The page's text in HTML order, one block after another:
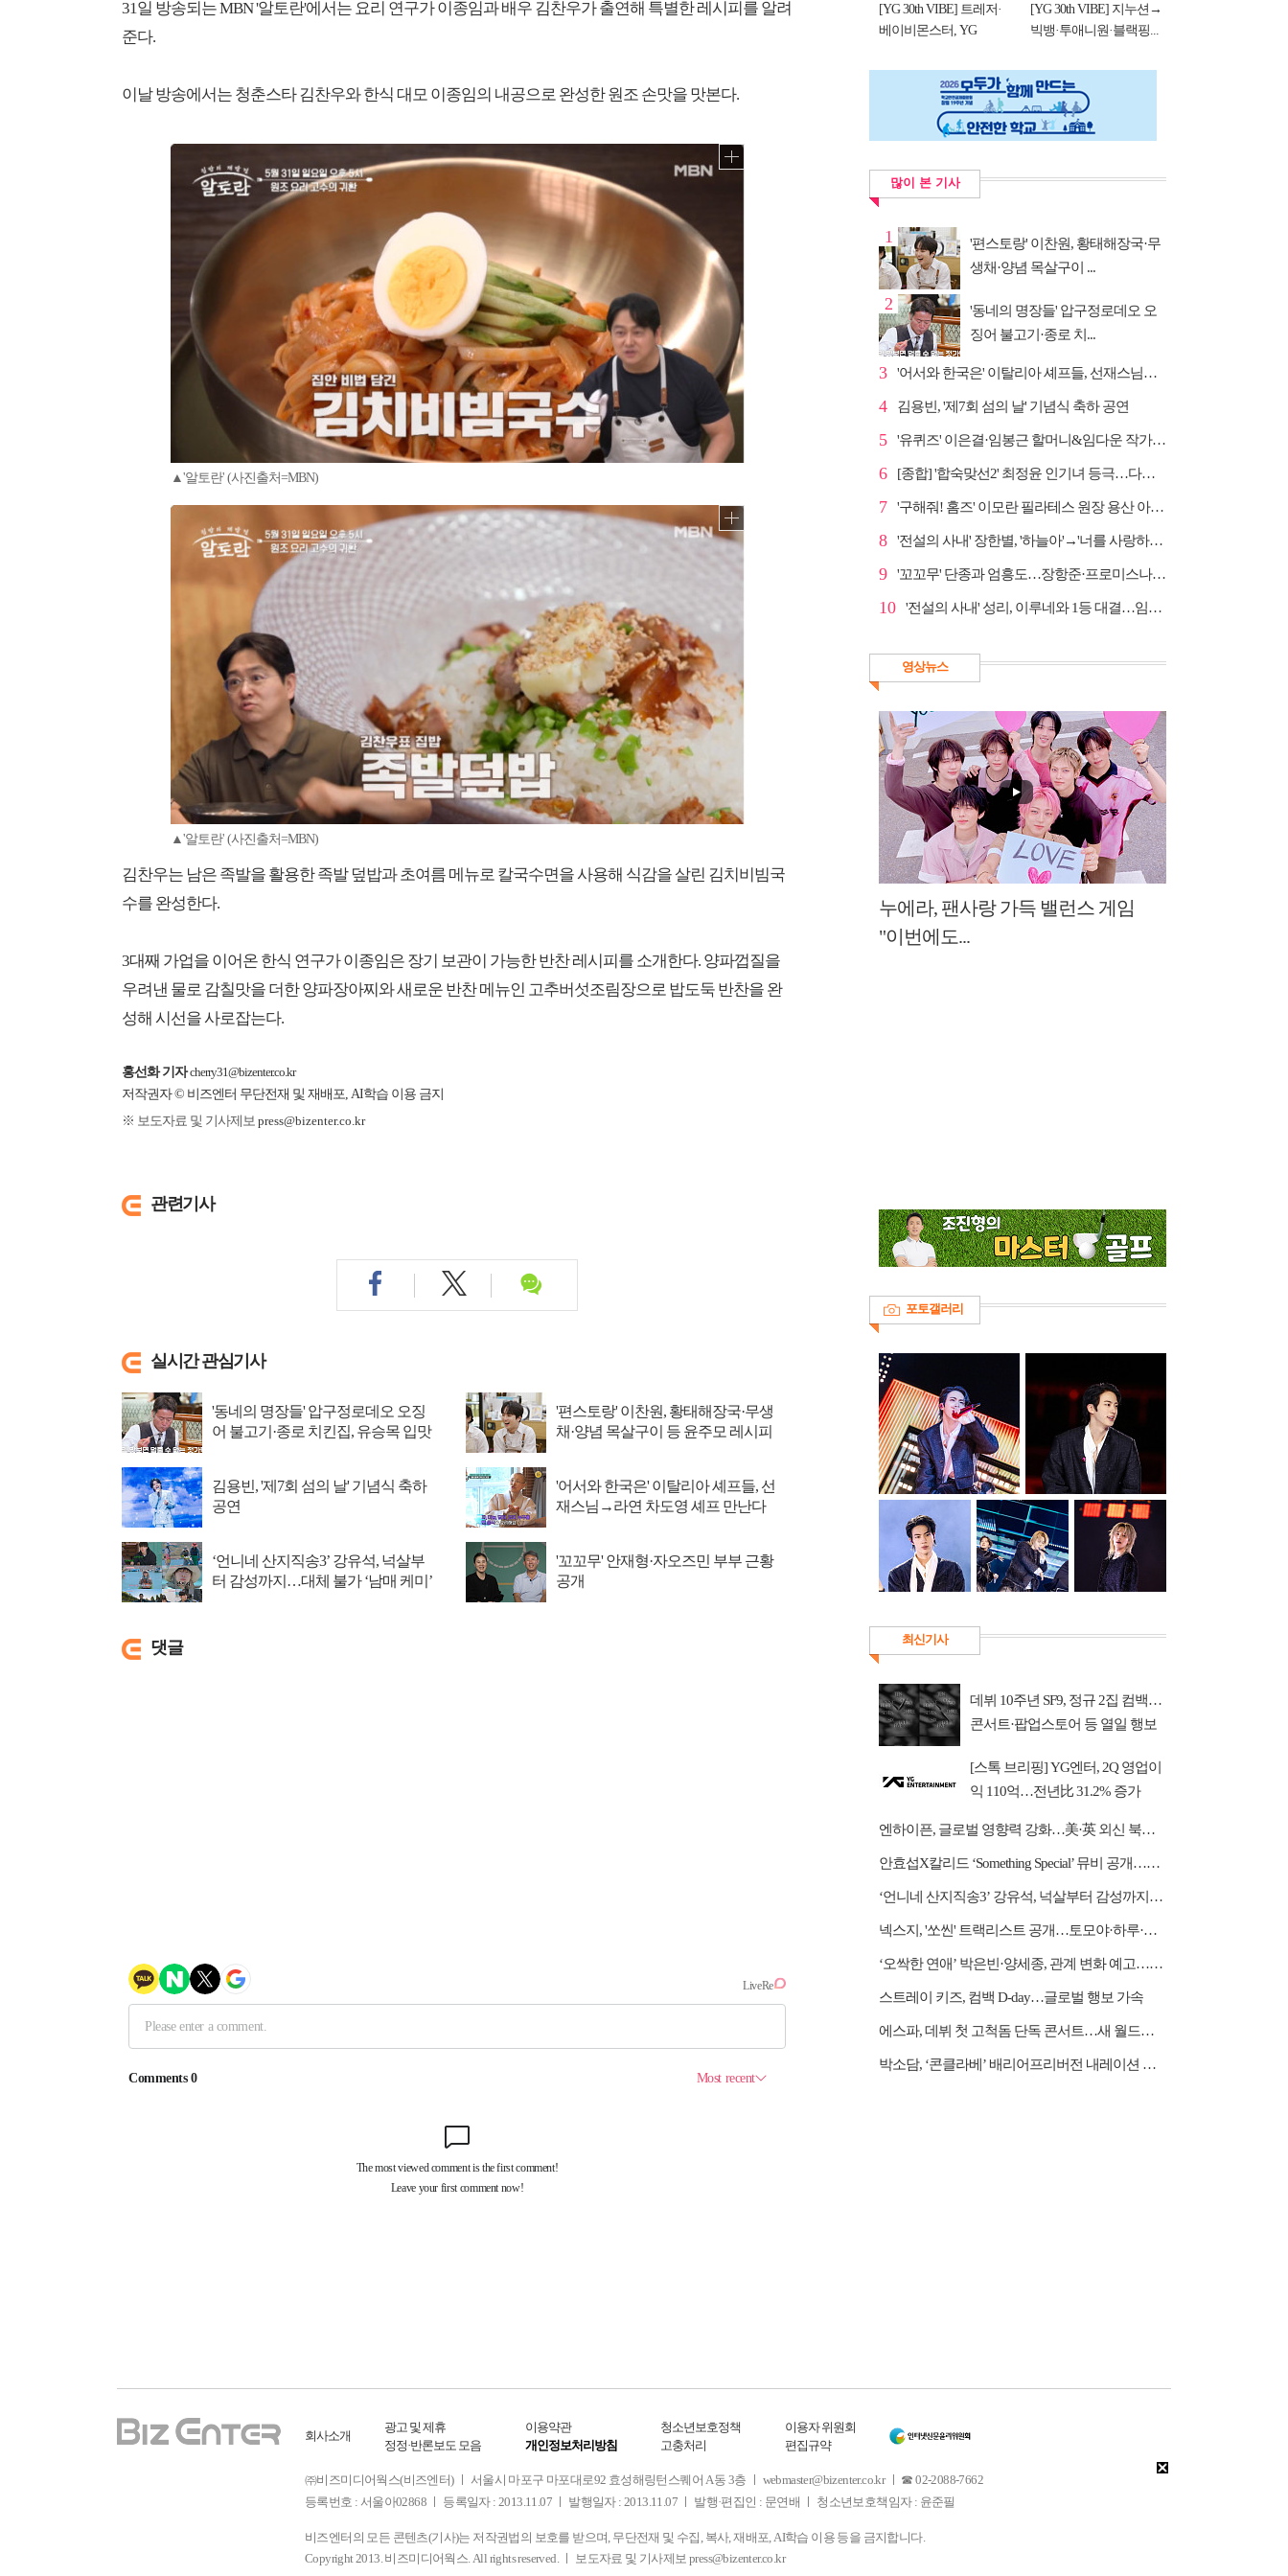
31일 방송되는 MBN '알토란'에서는 요리 연구가 이종임과 배우 김찬우가 출연해 특별한 레시피를 알려
준다.
이날 방송에서는 청춘스타 김찬우와 한식 대모 이종임의 내공으로 완성한 원조 손맛을 맛본다.
▲'알토란' (사진출처=MBN)
▲'알토란' (사진출처=MBN)
김찬우는 남은 족발을 활용한 족발 덮밥과 초여름 메뉴로 칼국수면을 사용해 식감을 살린 김치비빔국
수를 완성한다.
3대째 가업을 이어온 한식 연구가 이종임은 장기 보관이 가능한 반찬 레시피를 소개한다. 양파껍질을
우려낸 물로 감칠맛을 더한 양파장아찌와 새로운 반찬 메뉴인 고추버섯조림장으로 밥도둑 반찬을 완
성해 시선을 사로잡는다.
홍선화 기자 cherry31@bizenter.co.kr
저작권자 © 비즈엔터 무단전재 및 재배포, AI학습 이용 금지
※ 보도자료 및 기사제보 press@bizenter.co.kr
관련기사
실시간 관심기사
'동네의 명장들' 압구정로데오 오징
어 불고기·종로 치킨집, 유승목 입맛
'편스토랑' 이찬원, 황태해장국·무생
채·양념 목살구이 등 윤주모 레시피
김용빈, '제7회 섬의 날' 기념식 축하
공연
'어서와 한국은' 이탈리아 셰프들, 선
재스님→라연 차도영 셰프 만난다
‘언니네 산지직송3’ 강유석, 넉살부
터 감성까지…대체 불가 ‘남매 케미’
'꼬꼬무' 안재형·자오즈민 부부 근황
공개
댓글
[YG 30th VIBE] 트레저·
베이비몬스터, YG
[YG 30th VIBE] 지누션→
빅뱅·투애니원·블랙핑...
많이 본 기사
1
'편스토랑' 이찬원, 황태해장국·무
생채·양념 목살구이 ...
2
'동네의 명장들' 압구정로데오 오
징어 불고기·종로 치...
3 '어서와 한국은' 이탈리아 셰프들, 선재스님→라연 차도...
4 김용빈, '제7회 섬의 날' 기념식 축하 공연
5 '유퀴즈' 이은결·임봉근 할머니&임다운 작가·이승철, '...
6 [종합] '합숙맞선2' 최정윤 인기녀 등극…다음주 마지막...
7 '구해줘! 홈즈' 이모란 필라테스 원장 용산 아파트 방...
8 '전설의 사내' 장한별, '하늘아'→'너를 사랑하고도' 명...
9 '꼬꼬무' 단종과 엄흥도…장항준·프로미스나인 이채영·...
10 '전설의 사내' 성리, 이루네와 1등 대결…임영웅 '보금...
영상뉴스
누에라, 팬사랑 가득 밸런스 게임
"이번에도...
포토갤러리
최신기사
데뷔 10주년 SF9, 정규 2집 컴백…
콘서트·팝업스토어 등 열일 행보
[스톡 브리핑] YG엔터, 2Q 영업이
익 110억…전년比 31.2% 증가
엔하이픈, 글로벌 영향력 강화…美·英 외신 북남미 투어 호평
안효섭X칼리드 ‘Something Special’ 뮤비 공개…한 편의 청춘 영화
‘언니네 산지직송3’ 강유석, 넉살부터 감성까지…대체 불가 ‘남매 케미’
넥스지, '쏘씬' 트랙리스트 공개…토모야·하루·휴이 자작곡 수록
‘오싹한 연애’ 박은빈·양세종, 관계 변화 예고…옹성우 본색 드러낸다
스트레이 키즈, 컴백 D-day…글로벌 행보 가속
에스파, 데뷔 첫 고척돔 단독 콘서트…새 월드투어 시작
박소담, ‘콘클라베’ 배리어프리버전 내레이션 재능 기부 “뜻깊은 경험”
회사소개
광고 및 제휴
정정·반론보도 모음
이용약관
개인정보처리방침
청소년보호정책
고충처리
이용자 위원회
편집규약
㈜비즈미디어웍스(비즈엔터) ㅣ 서울시 마포구 마포대로92 효성해링턴스퀘어 A동 3층 ㅣ webmaster@bizenter.co.kr ㅣ ☎ 02-2088-7662
등록번호 : 서울아02868 ㅣ 등록일자 : 2013.11.07 ㅣ 발행일자 : 2013.11.07 ㅣ 발행·편집인 : 문연배 ㅣ 청소년보호책임자 : 윤준필
비즈엔터의 모든 콘텐츠(기사)는 저작권법의 보호를 받으며, 무단전재 및 수집, 복사, 재배포, AI학습 이용 등을 금지합니다.
Copyright 2013. 비즈미디어웍스. All rights reserved. ㅣ 보도자료 및 기사제보 press@bizenter.co.kr